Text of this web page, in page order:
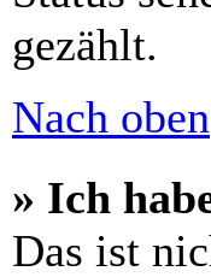
gezählt.
Nach oben
» Ich
Das ist